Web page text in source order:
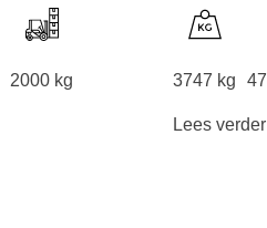
2000 kg 3747 kg
Lees verder